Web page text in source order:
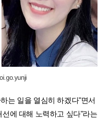
는 일을 열심히 하겠다"면서
에 대해 노력하고 싶다"라는